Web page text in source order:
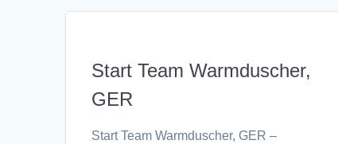
Start Team Warmduscher,
GER
Start Team Warmduscher, GER –